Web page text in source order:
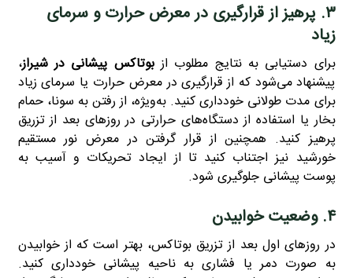
۳. پرهیز از قرارگیری در معرض حرارت و سرمای
زیاد
برای دستیابی به نتایج مطلوب ازبوتاکس پیشانی در شیراز،
پیشنهاد می‌شود که از قرارگیری در معرض حرارت یا سرمای زیاد
برای مدت طولانی خودداری کنید. به‌ویژه، از رفتن به سونا، حمام
بخار یا استفاده از دستگاه‌های حرارتی در روزهای بعد از تزریق
پرهیز کنید. همچنین از قرار گرفتن در معرض نور مستقیم
خورشید نیز اجتناب کنید تا از ایجاد تحریکات و آسیب به
پوست پیشانی جلوگیری شود.
۴. وضعیت خوابیدن
در روزهای اول بعد از تزریق بوتاکس، بهتر است که از خوابیدن
به‌ صورت دمر یا فشاری به ناحیه پیشانی خودداری کنید.